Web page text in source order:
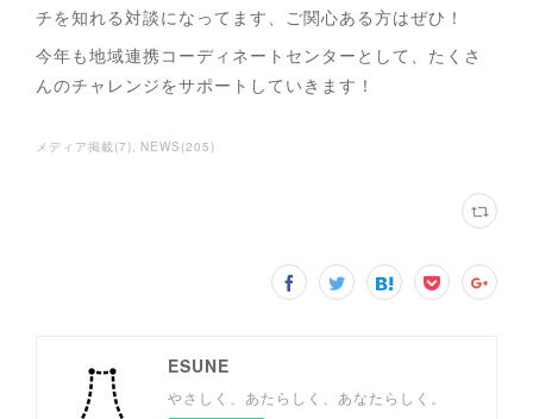
チを知れる対談になってます、ご関心ある方はぜひ！
今年も地域連携コーディネートセンターとして、たくさ
んのチャレンジをサポートしていきます！
メディア掲載(7) NEWS (205)
ESUNE
やさしく、あたらしく、あなたらしく。